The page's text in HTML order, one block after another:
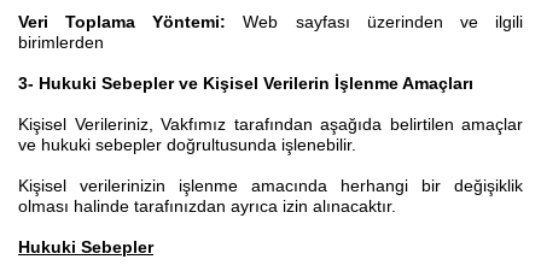
Veri Toplama Yöntemi: Web sayfası üzerinden ve ilgili
birimlerden
3- Hukuki Sebepler ve Kişisel Verilerin İşlenme Amaçları
Kişisel Verileriniz, Vakfımız tarafından aşağıda belirtilen amaçlar
ve hukuki sebepler doğrultusunda işlenebilir.
Kişisel verilerinizin işlenme amacında herhangi bir değişiklik
olması halinde tarafınızdan ayrıca izin alınacaktır.
Hukuki Sebepler